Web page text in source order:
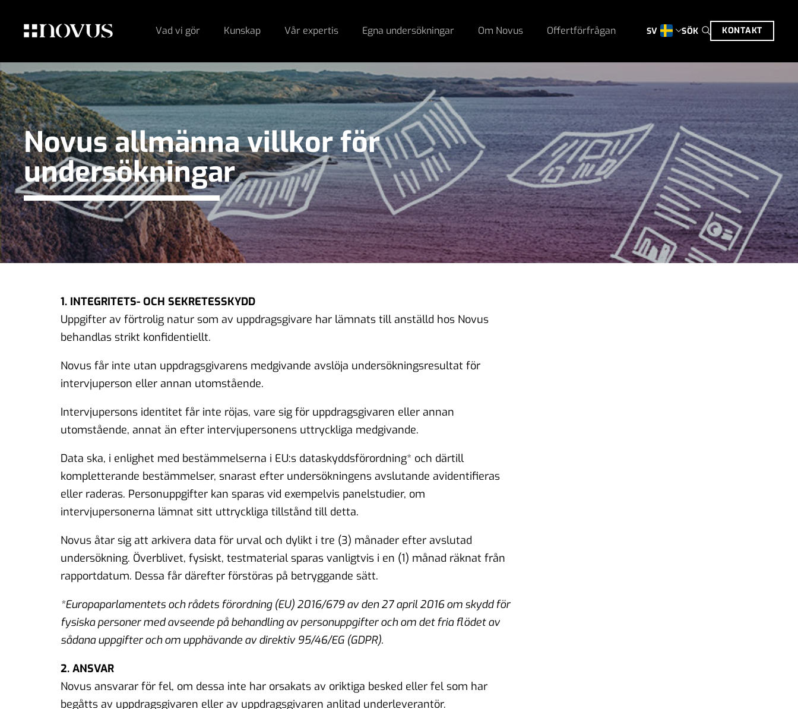
Vad vi gör Kunskap Vår expertis Egna undersökningar Om Novus Offertförfrågan SV SÖK KONTAKT
Novus allmänna villkor för
undersökningar
1. INTEGRITETS- OCH SEKRETESSKYDD
Uppgifter av förtrolig natur som av uppdragsgivare har lämnats till anställd hos Novus
behandlas strikt konfidentiellt.
Novus får inte utan uppdragsgivarens medgivande avslöja undersökningsresultat för
intervjuperson eller annan utomstående.
Intervjupersons identitet får inte röjas, vare sig för uppdragsgivaren eller annan
utomstående, annat än efter intervjupersonens uttryckliga medgivande.
Data ska, i enlighet med bestämmelserna i EU:s dataskyddsförordning* och därtill
kompletterande bestämmelser, snarast efter undersökningens avslutande avidentifieras
eller raderas. Personuppgifter kan sparas vid exempelvis panelstudier, om
intervjupersonerna lämnat sitt uttryckliga tillstånd till detta.
Novus åtar sig att arkivera data för urval och dylikt i tre (3) månader efter avslutad
undersökning. Överblivet, fysiskt, testmaterial sparas vanligtvis i en (1) månad räknat från
rapportdatum. Dessa får därefter förstöras på betryggande sätt.
*Europaparlamentets och rådets förordning (EU) 2016/679 av den 27 april 2016 om skydd för
fysiska personer med avseende på behandling av personuppgifter och om det fria flödet av
sådana uppgifter och om upphävande av direktiv 95/46/EG (GDPR).
2. ANSVAR
Novus ansvarar för fel, om dessa inte har orsakats av oriktiga besked eller fel som har
begåtts av uppdragsgivaren eller av uppdragsgivaren anlitad underleverantör.